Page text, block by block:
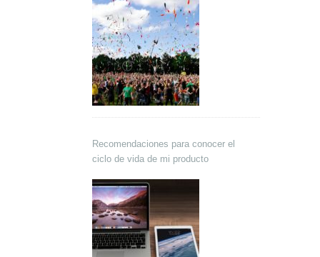
Recomendaciones para conocer el
ciclo de vida de mi producto